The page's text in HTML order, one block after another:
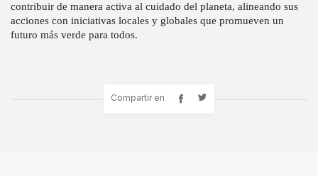
contribuir de manera activa al cuidado del planeta, alineando sus
acciones con iniciativas locales y globales que promueven un
futuro más verde para todos.
Compartir en